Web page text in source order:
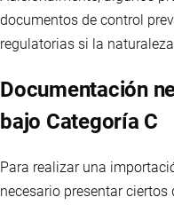
documentos de control
regulatorias si la
Documentación
bajo Categoría C
Para realizar una
necesario presentar